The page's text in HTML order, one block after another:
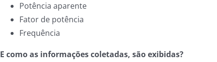
Potência aparente
Fator de potência
Frequência
E como as informações coletadas, são exibidas?